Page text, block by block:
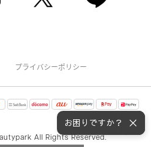
プライバシーポリシー
All Rights Reserved.
お困りですか？